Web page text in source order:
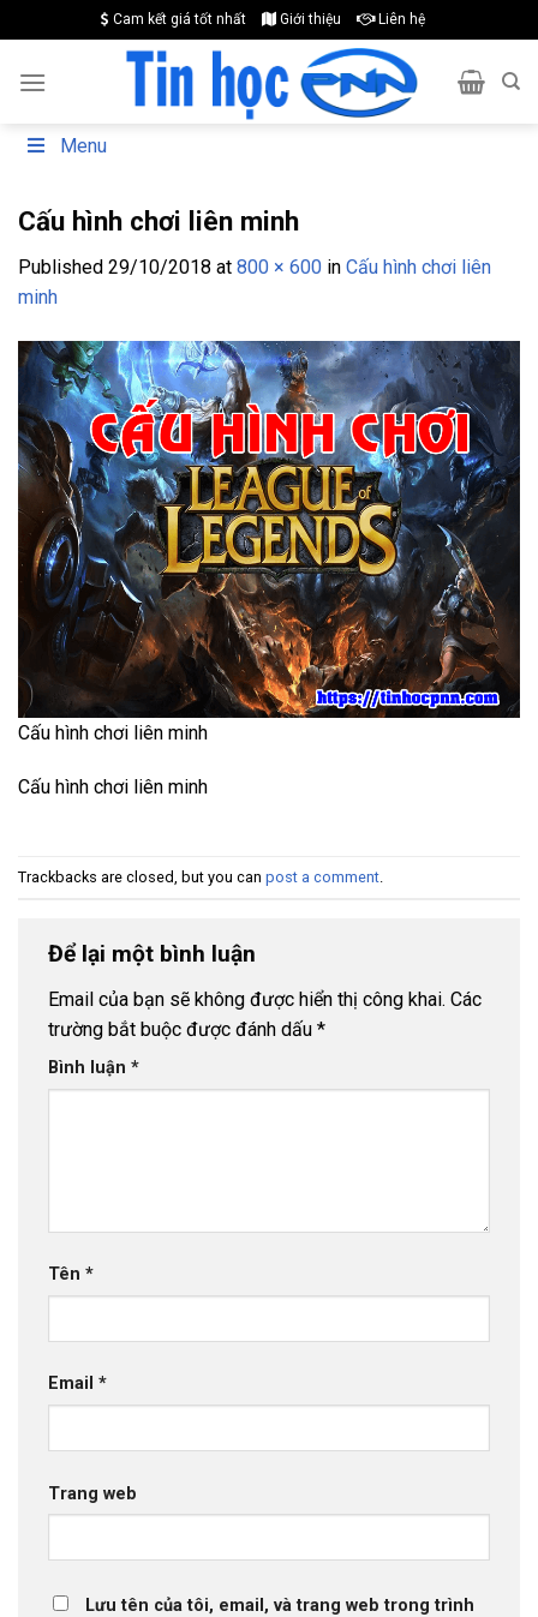
to
content
Cam kết giá tốt nhất Giới thiệu Liên hệ
Menu
Cấu hình chơi liên minh
Published 29/10/2018 at 800 × 600 in Cấu hình chơi liên
minh
Cấu hình chơi liên minh
Cấu hình chơi liên minh
Trackbacks are closed, but you can post a comment
Để lại một bình luận
Email của bạn sẽ không được hiển thị công khai. Các
trường bắt buộc được đánh dấu *
Bình luận *
Tên *
Email *
Trang web
Lưu tên của tôi, email, và trang web trong trình